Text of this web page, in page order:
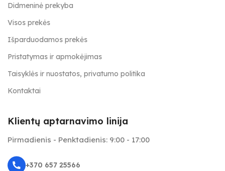
Didmeninė prekyba
Visos prekės
Išparduodamos prekės
Pristatymas ir apmokėjimas
Taisyklės ir nuostatos, privatumo politika
Kontaktai
Klientų aptarnavimo linija
Pirmadienis - Penktadienis: 9:00 - 17:00
+370 657 25566